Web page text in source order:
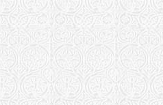
Храм
Курганская